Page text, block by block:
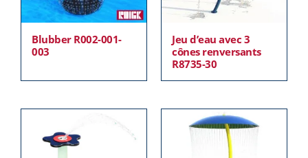
Blubber R002-001-
003
Jeu d’eau avec 3
cônes renversants
R8735-30